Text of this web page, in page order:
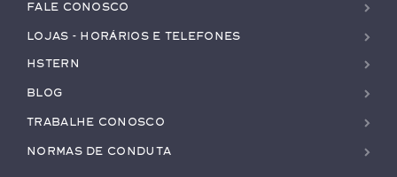
Fale conosco
Lojas - Horários e Telefones
HStern
Blog
Trabalhe conosco
Normas de Conduta